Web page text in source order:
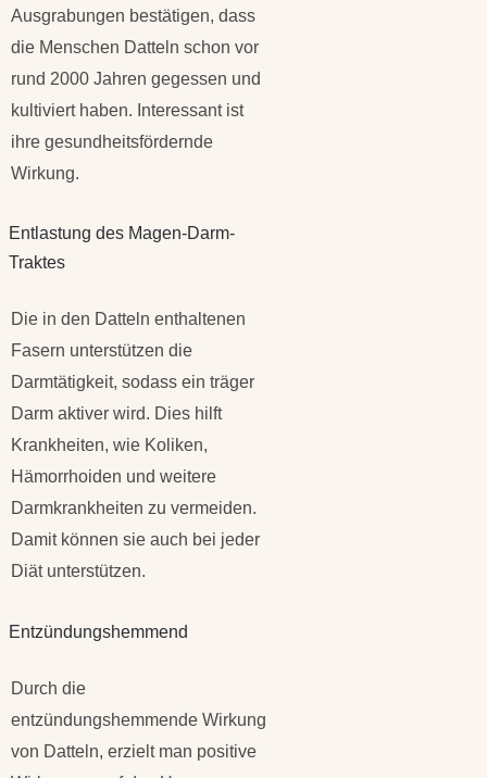
Ausgrabungen bestätigen, dass
die Menschen Datteln schon vor
rund 2000 Jahren gegessen und
kultiviert haben. Interessant ist
ihre gesundheitsfördernde
Wirkung.
Entlastung des Magen-Darm-
Traktes
Die in den Datteln enthaltenen
Fasern unterstützen die
Darmtätigkeit, sodass ein träger
Darm aktiver wird. Dies hilft
Krankheiten, wie Koliken,
Hämorrhoiden und weitere
Darmkrankheiten zu vermeiden.
Damit können sie auch bei jeder
Diät unterstützen.
Entzündungshemmend
Durch die
entzündungshemmende Wirkung
von Datteln, erzielt man positive